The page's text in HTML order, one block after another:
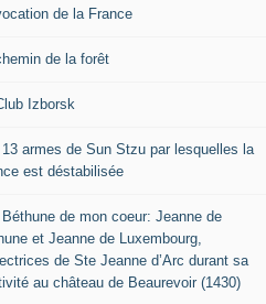
de la France
de la forêt
Izborsk
13 armes de Sun Stzu par lesquelles la
est déstabilisée
de mon coeur: Jeanne de
et Jeanne de Luxembourg,
de Ste Jeanne d’Arc durant sa
au château de Beaurevoir (1430)